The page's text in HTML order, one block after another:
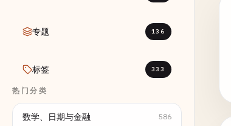
专题 136
标签 333
热门分类
数学、日期与金融
586